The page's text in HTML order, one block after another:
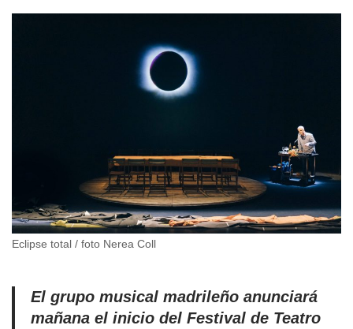
Eclipse total / foto Nerea Coll
El grupo musical madrileño anunciará
mañana el inicio del Festival de Teatro